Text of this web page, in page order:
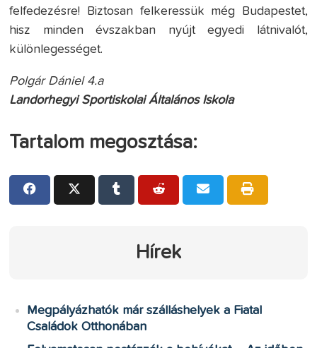
felfedezésre! Biztosan felkeressük még Budapestet,
hisz minden évszakban nyújt egyedi látnivalót,
különlegességet.
Polgár Dániel 4.a
Landorhegyi Sportiskolai Általános Iskola
Tartalom megosztása:
Hírek
Megpályázhatók már szálláshelyek a Fiatal
Családok Otthonában